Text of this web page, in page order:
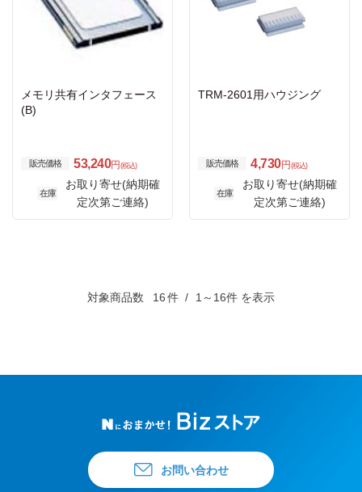
メモリ共有インタフェース
(B)
販売価格 53,240円 (税込)
在庫
お取り寄せ(納期確
定次第ご連絡)
TRM-2601用ハウジング
販売価格 4,730円 (税込)
在庫
お取り寄せ(納期確
定次第ご連絡)
対象商品数 16件 1～16件 を表示
お問い合わせ